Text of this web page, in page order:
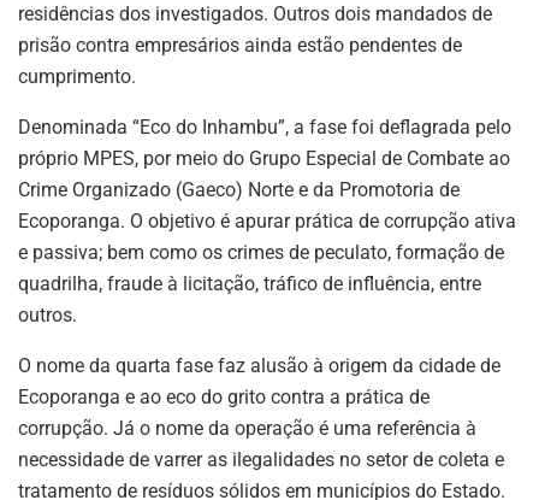
residências dos investigados. Outros dois mandados de
prisão contra empresários ainda estão pendentes de
cumprimento.
Denominada “Eco do Inhambu”, a fase foi deflagrada pelo
próprio MPES, por meio do Grupo Especial de Combate ao
Crime Organizado (Gaeco) Norte e da Promotoria de
Ecoporanga. O objetivo é apurar prática de corrupção ativa
e passiva; bem como os crimes de peculato, formação de
quadrilha, fraude à licitação, tráfico de influência, entre
outros.
O nome da quarta fase faz alusão à origem da cidade de
Ecoporanga e ao eco do grito contra a prática de
corrupção. Já o nome da operação é uma referência à
necessidade de varrer as ilegalidades no setor de coleta e
tratamento de resíduos sólidos em municípios do Estado.